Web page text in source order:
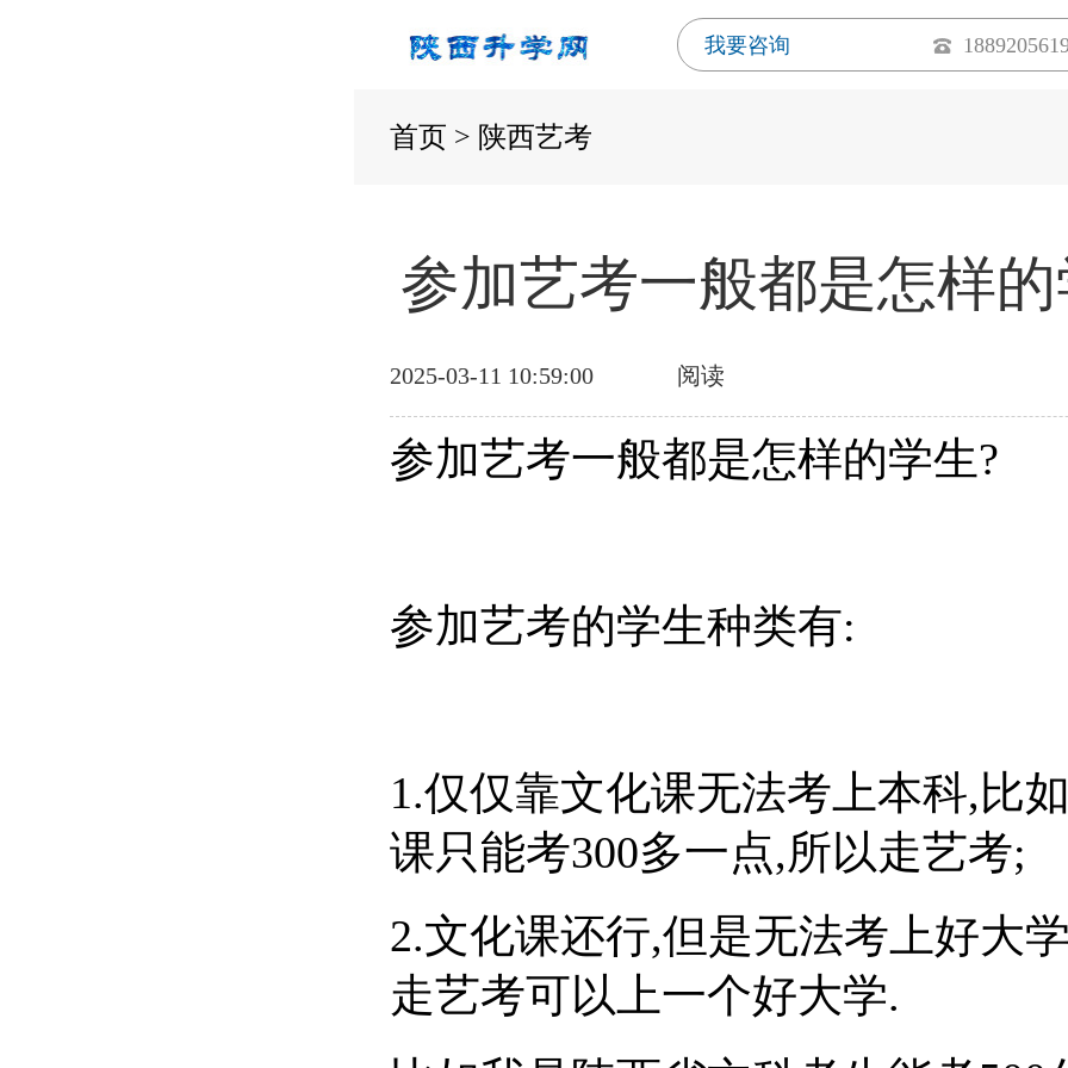
我要咨询
首页 > 陕西艺考
参加艺考一般都是怎样的
2025-03-11 10:59:00 阅读
参加艺考一般都是怎样的学生?
参加艺考的学生种类有:
1.仅仅靠文化课无法考上本科,比
课只能考300多一点,所以走艺考;
2.文化课还行,但是无法考上好大
走艺考可以上一个好大学.